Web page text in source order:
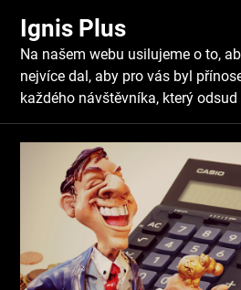
content
Ignis Plus
Na našem webu usilujeme o to,
nejvíce dal, aby pro vás byl
každého návštěvníka, který